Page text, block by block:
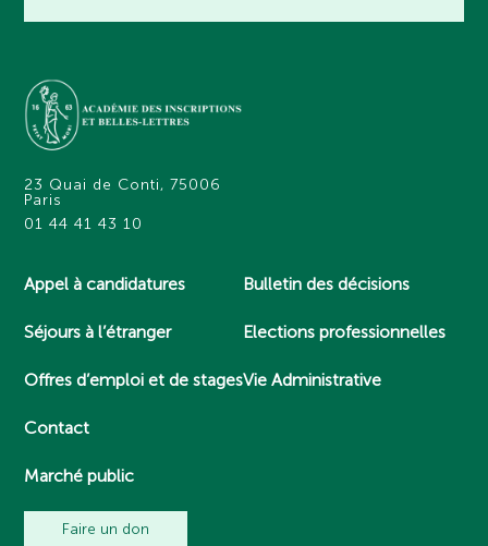
23 Quai de Conti, 75006
Paris
01 44 41 43 10
Appel à candidatures
Séjours à l’étranger
Offres d’emploi et de stages
Contact
Marché public
Bulletin des décisions
Elections professionnelles
Vie Administrative
Faire un don